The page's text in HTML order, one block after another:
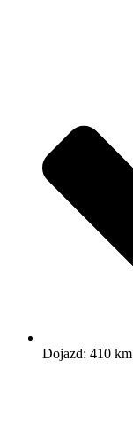
Dojazd: 410 km